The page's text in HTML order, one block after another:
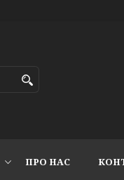
ПРО НАС